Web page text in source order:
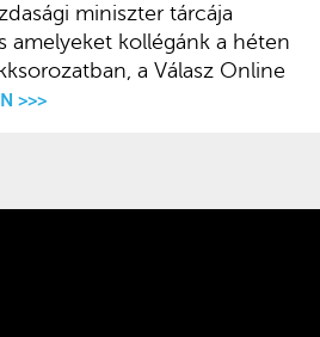
miniszter tárcája
amelyeket kollégánk a héten
a Válasz Online
>>>